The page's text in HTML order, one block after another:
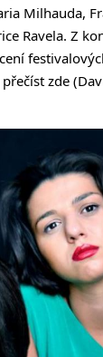
Milhauda,
Ravela. Z
zde